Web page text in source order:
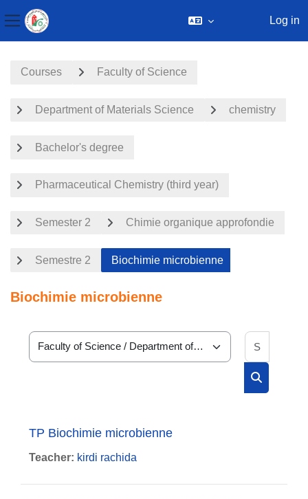
Side panel
Log in
Courses Faculty of Science
Department of Materials Science chemistry
Bachelor's degree
Pharmaceutical Chemistry (third year)
Semester 2 Chimie organique approfondie
Semestre 2 Biochimie microbienne
Biochimie microbienne
Course categories
TP Biochimie microbienne
Teacher: kirdi rachida